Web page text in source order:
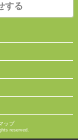
する
ップ
reserved.